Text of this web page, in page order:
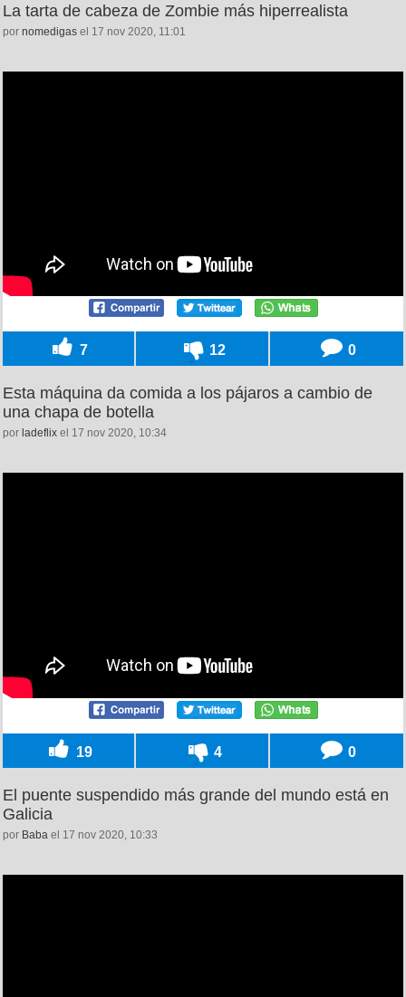
La tarta de cabeza de Zombie más hiperrealista
por nomedigas el 17 nov 2020, 11:01
7 12 0
Esta máquina da comida a los pájaros a cambio de
una chapa de botella
por ladeflix el 17 nov 2020, 10:34
19 4 0
El puente suspendido más grande del mundo está en
Galicia
por Baba el 17 nov 2020, 10:33